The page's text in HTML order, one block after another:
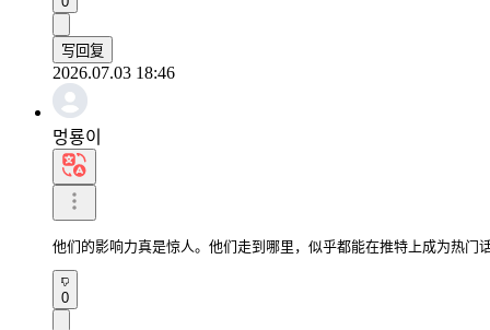
写回复
2026.07.03 18:46
멍룡이
他们的影响力真是惊人。他们走到哪里，似乎都能在推特上成为热门
0